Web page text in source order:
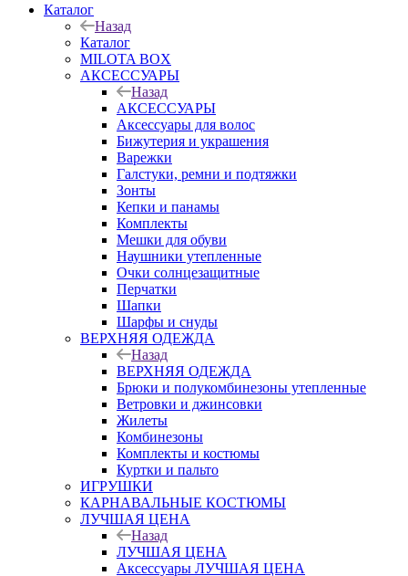
Каталог
Назад
Каталог
MILOTA BOX
АКСЕССУАРЫ
Назад
АКСЕССУАРЫ
Аксессуары для волос
Бижутерия и украшения
Варежки
Галстуки, ремни и подтяжки
Зонты
Кепки и панамы
Комплекты
Мешки для обуви
Наушники утепленные
Очки солнцезащитные
Перчатки
Шапки
Шарфы и снуды
ВЕРХНЯЯ ОДЕЖДА
Назад
ВЕРХНЯЯ ОДЕЖДА
Брюки и полукомбинезоны утепленные
Ветровки и джинсовки
Жилеты
Комбинезоны
Комплекты и костюмы
Куртки и пальто
ИГРУШКИ
КАРНАВАЛЬНЫЕ КОСТЮМЫ
ЛУЧШАЯ ЦЕНА
Назад
ЛУЧШАЯ ЦЕНА
Аксессуары ЛУЧШАЯ ЦЕНА